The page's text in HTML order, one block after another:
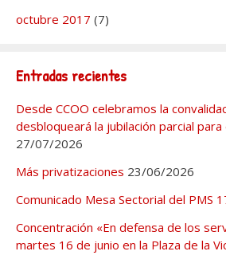
octubre 2017 (7)
Entradas recientes
Desde CCOO celebramos la
desbloqueará la jubilación parcial
27/07/2026
Más privatizaciones 23/06/2026
Comunicado Mesa Sectorial del PMS
Concentración «En defensa de los
martes 16 de junio en la Plaza de la